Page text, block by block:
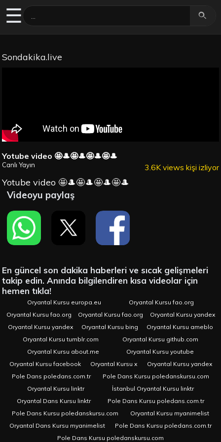
☰
Sondakika.live
Yotube video 🤩🎩🤩🎩🤩🎩🤩🎩
Canlı Yayın 3.6K views kişi izliyor
Yotube video 🤩🎩🤩🎩🤩🎩🤩🎩
Videoyu paylaş
En güncel son dakika haberleri ve sıcak gelişmeleri
takip edin. Anında bilgilendiren kısa videolar için
hemen tıkla!
Oryantal Kursu europa.eu
Oryantal Kursu fao.org
Oryantal Kursu fao.org
Oryantal Kursu fao.org
Oryantal Kursu yandex
Oryantal Kursu yandex
Oryantal Kursu bing
Oryantal Kursu ameblo
Oryantal Kursu tumblr.com
Oryantal Kursu github.com
Oryantal Kursu about.me
Oryantal Kursu youtube
Oryantal Kursu facebook
Oryantal Kursu x
Oryantal Kursu yandex
Pole Dans poledans.com.tr
Pole Dans Kursu poledanskursu.com
Oryantal Kursu linktr
İstanbul Oryantal Kursu linktr
Oryantal Dans Kursu linktr
Pole Dans Kursu poledans.com.tr
Pole Dans Kursu poledanskursu.com
Oryantal Kursu myanimelist
Oryantal Dans Kursu myanimelist
Pole Dans Kursu poledans.com.tr
Pole Dans Kursu poledanskursu.com